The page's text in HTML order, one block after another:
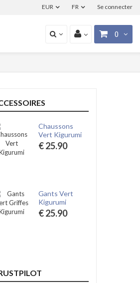
Se connecter
FR
EUR
0
Chaussons
Vert Kigurumi
€ 25.90
Gants Vert
Kigurumi
€ 25.90